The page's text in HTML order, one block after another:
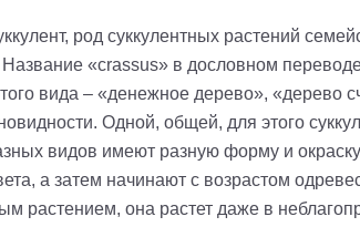
род суккулентных растений
«crassus» в дословном переводе
вида – «денежное дерево», «дерево
Одной, общей, для этого
видов имеют разную форму и
а затем начинают с возрастом
растением, она растет даже в